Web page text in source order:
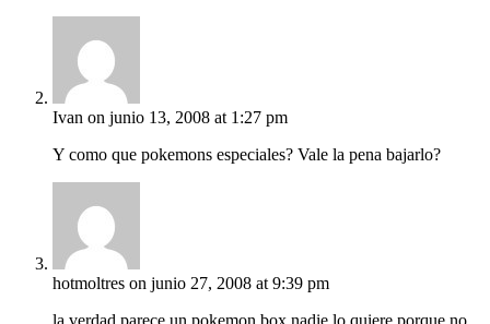
Ivan on junio 13, 2008 at 1:27 pm
Y como que pokemons especiales? Vale la pena bajarlo?
hotmoltres on junio 27, 2008 at 9:39 pm